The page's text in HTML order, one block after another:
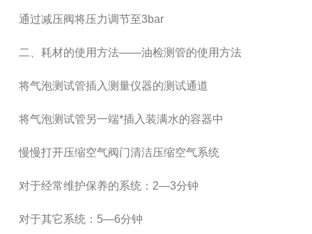
通过减压阀将压力调节至3bar
二、耗材的使用方法——油检测管的使用方法
将气泡测试管插入测量仪器的测试通道
将气泡测试管另一端*插入装满水的容器中
慢慢打开压缩空气阀门清洁压缩空气系统
对于经常维护保养的系统：2—3分钟
对于其它系统：5—6分钟